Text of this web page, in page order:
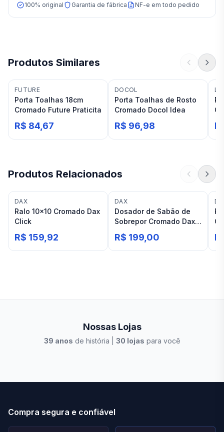
100% original Garantia de fábrica NF-e em todo pedido
Produtos Similares
FUTURE
Porta Toalhas 18cm
Cromado Future Praticita
R$ 84,67
DOCOL
Porta Toalhas de Rosto
Cromado Docol Idea
R$ 96,98
Produtos Relacionados
DAX
Ralo 10×10 Cromado Dax
Click
R$ 159,92
DAX
Dosador de Sabão de
Sobrepor Cromado Dax
Michigan
R$ 199,00
Nossas Lojas
39 anos de história | 30 lojas para você
Compra segura e confiável